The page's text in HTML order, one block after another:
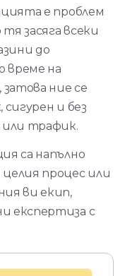
е проблем
засяга всеки
до
време на
ние се
и без
или трафик.
са напълно
процес или
ви екип,
експертиза с